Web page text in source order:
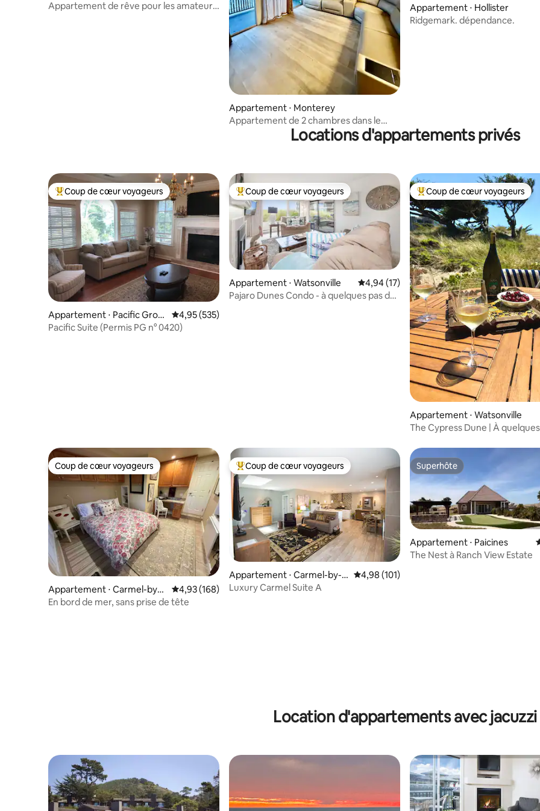
Appartement de rêve pour les amateurs
Appartement ⋅ Monterey
Appartement de 2 chambres dans le
Appartement ⋅ Hollister
Ridgemark. dépendance.
Locations d'appartements privés
Coups de cœur voyageurs les plus appréciés
Coup de cœur voyageurs
Appartement ⋅ Pacific Grov
e
Évaluation moyenne sur la base de 535 commentaires : 4,95 sur 5
4,95 (535)
Pacific Suite (Permis PG n° 0420)
Coups de cœur voyageurs les plus appréciés
Coup de cœur voyageurs
Appartement ⋅ Watsonville Évaluation moyenne sur la base de 17
4,94 (17)
Pajaro Dunes Condo - à quelques pas de
Coups de cœur voyageurs les
Coup de cœur voyageurs
Appartement ⋅ Watsonville
The Cypress Dune | À
Coup de cœur voyageurs
Coup de cœur voyageurs
Appartement ⋅ Carmel-by-t
he-Sea
Évaluation moyenne sur la base de 168 commentaires : 4,93 sur 5
4,93 (168)
En bord de mer, sans prise de tête
Coups de cœur voyageurs les plus appréciés
Coup de cœur voyageurs
Appartement ⋅ Carmel-by-t
he-Sea
Évaluation moyenne sur la base de 101
4,98 (101)
Luxury Carmel Suite A
Superhôte
Superhôte
Appartement ⋅ Paicines
The Nest à Ranch View Estate
Location d'appartements avec jacuzzi